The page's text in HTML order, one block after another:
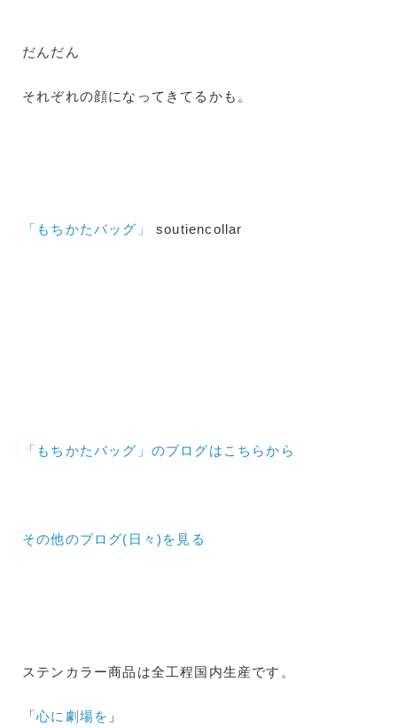
だんだん
それぞれの顔になってきてるかも。
「もちかたバッグ」 soutiencollar
「もちかたバッグ」のブログはこちらから
その他のブログ(日々) を見る
ステンカラー商品は全工程国内生産です。
「心に劇場を 」